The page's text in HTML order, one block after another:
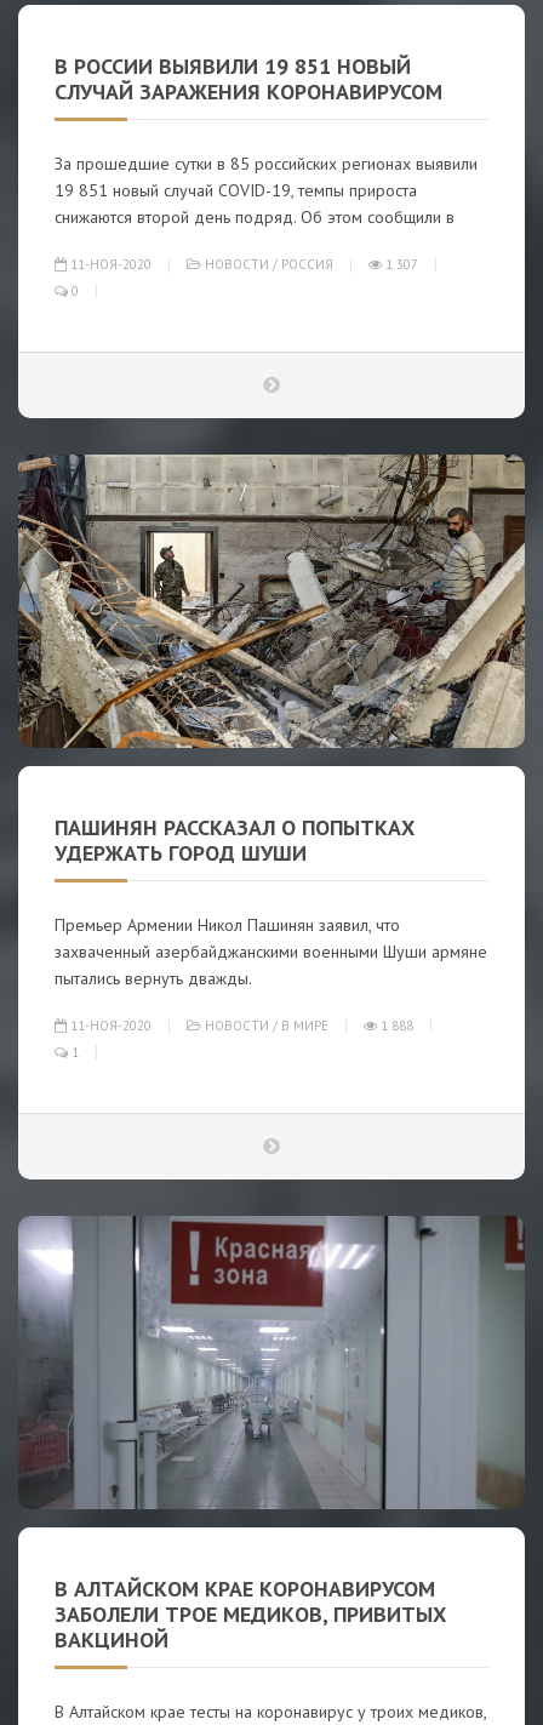
В РОССИИ ВЫЯВИЛИ 19 851 НОВЫЙ
СЛУЧАЙ ЗАРАЖЕНИЯ КОРОНАВИРУСОМ
За прошедшие сутки в 85 российских регионах выявили
19 851 новый случай COVID-19, темпы прироста
снижаются второй день подряд. Об этом сообщили в
11-НОЯ-2020 НОВОСТИ / РОССИЯ
1 307
0
ПАШИНЯН РАССКАЗАЛ О ПОПЫТКАХ
УДЕРЖАТЬ ГОРОД ШУШИ
Премьер Армении Никол Пашинян заявил, что
захваченный азербайджанскими военными Шуши армяне
пытались вернуть дважды.
11-НОЯ-2020 НОВОСТИ / В МИРЕ
1 888
1
В АЛТАЙСКОМ КРАЕ КОРОНАВИРУСОМ
ЗАБОЛЕЛИ ТРОЕ МЕДИКОВ, ПРИВИТЫХ
ВАКЦИНОЙ
В Алтайском крае тесты на коронавирус у троих медиков,